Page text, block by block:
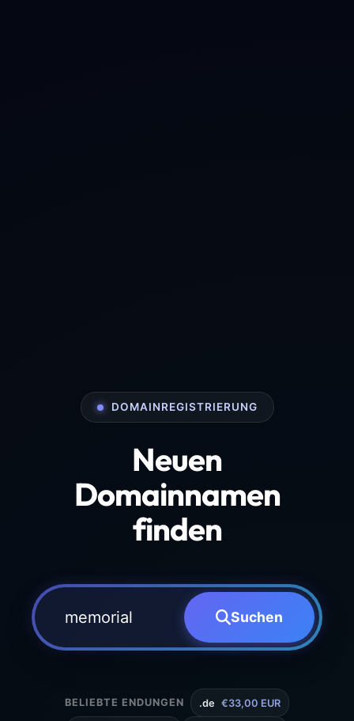
DOMAINREGISTRIERUNG
Neuen
Domainnamen
finden
Suchen
BELIEBTE ENDUNGEN .de €33,00 EUR